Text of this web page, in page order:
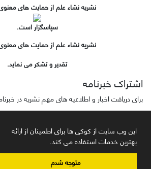
این وب سایت از کوکی ها برای اطمینان از ارائه
بهترین خدمات استفاده می کند.
متوجه شدم
نشریه نشاء علم از حمایت های
سپاسگزار است.
نشریه نشاء علم از حمایت های
تقدیر و تشکر می نماید.
اشتراک خبرنامه
برای دریافت اخبار و اطلاعیه های مهم نشریه در